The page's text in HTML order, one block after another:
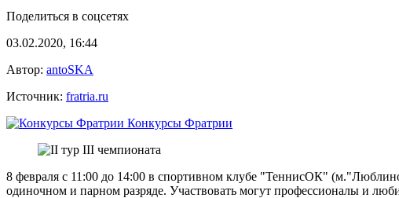
Поделиться в соцсетях
03.02.2020, 16:44
Автор: antoSKA
Источник: fratria.ru
Конкурсы Фратрии
8 февраля с 11:00 до 14:00 в спортивном клубе "ТеннисОК"
одиночном и парном разряде. Участвовать могут профессионалы и